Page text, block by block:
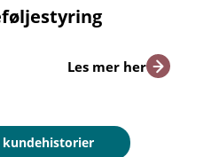
Les mer her
kundehistorier